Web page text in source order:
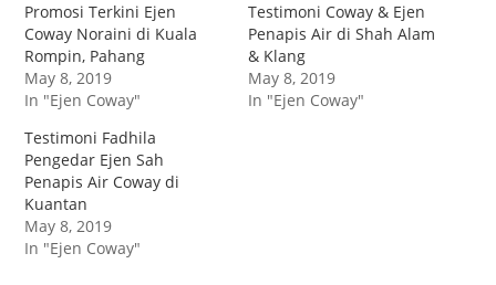
Promosi Terkini Ejen
Coway Noraini di Kuala
Rompin, Pahang
May 8, 2019
In "Ejen Coway"
Testimoni Coway & Ejen
Penapis Air di Shah Alam
& Klang
May 8, 2019
In "Ejen Coway"
Testimoni Fadhila
Pengedar Ejen Sah
Penapis Air Coway di
Kuantan
May 8, 2019
In "Ejen Coway"